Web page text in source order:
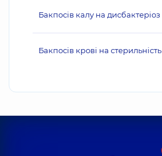
Бакпосів калу на дисбактеріоз
Бакпосів крові на стерильність